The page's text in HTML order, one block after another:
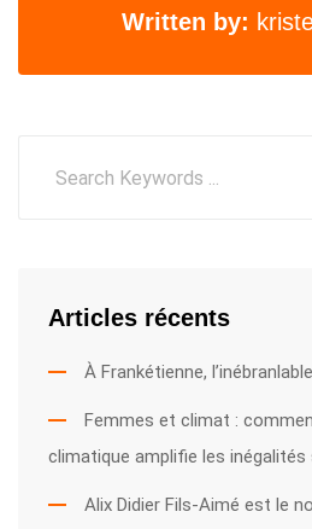
Written by:
Articles récents
À Frankétienne, l’inébranlable
Femmes et climat :
climatique amplifie les inégalités
Alix Didier Fils-Aimé est le